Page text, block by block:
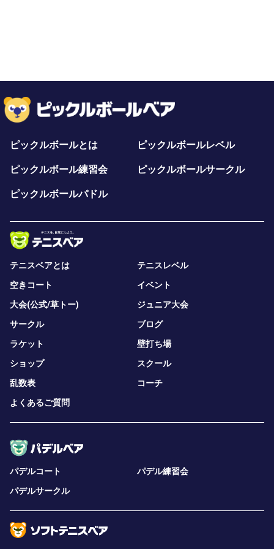
ピックルボールとは ピックルボールレベル
ピックルボール練習会 ピックルボールサークル
ピックルボールパドル
テニスベアとは
テニスレベル
空きコート
イベント
大会(公式/草トー)
ジュニア大会
サークル
ブログ
ラケット
壁打ち場
ショップ
スクール
乱数表
コーチ
よくあるご質問
パデルコート
パデル練習会
パデルサークル